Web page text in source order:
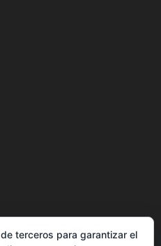
terceros para garantizar el